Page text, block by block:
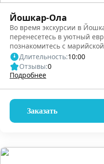
Йошкар-Ола
Во время экскурсии в
перенесетесь в уютный
познакомитесь с
Длительность:10:00
Отзывы:0
Подробнее
Заказать